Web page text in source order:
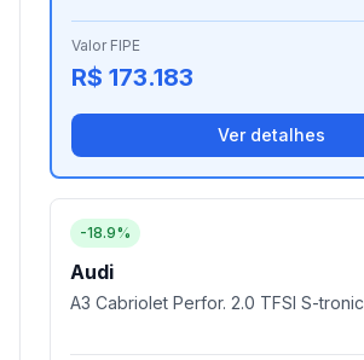
Valor FIPE
R$ 173.183
Ver detalhes
-18.9%
Audi
A3 Cabriolet Perfor. 2.0 TFSI S-tronic